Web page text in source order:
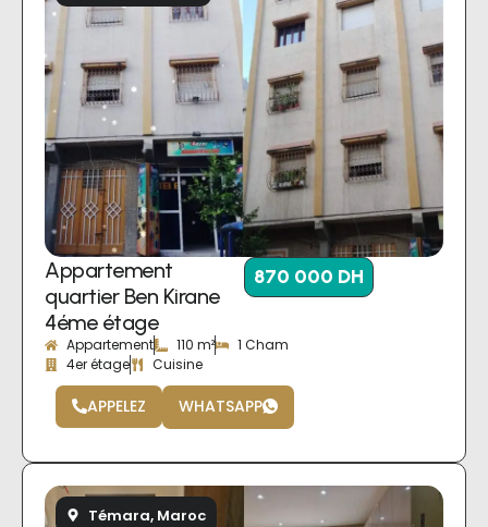
Appartement
quartier Ben Kirane
4éme étage
870 000 DH
Appartement 110 m²
1 Cham
4er étage
Cuisine
APPELEZ WHATSAPP
Témara, Maroc